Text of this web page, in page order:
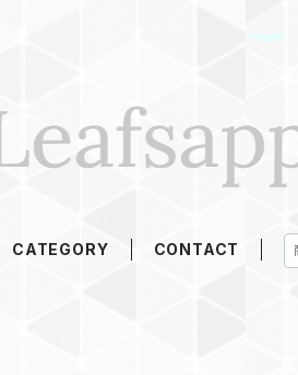
CATEGORY CONTACT